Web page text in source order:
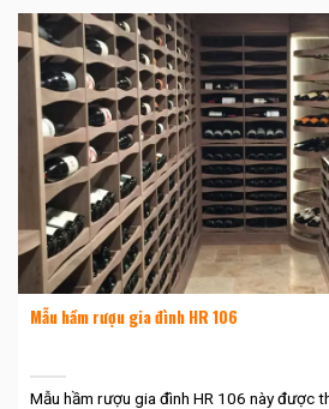
Mẫu hầm rượu gia đình HR 106
Mẫu hầm rượu gia đình HR 106 này được